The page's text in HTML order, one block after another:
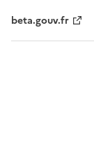
beta.gouv.fr